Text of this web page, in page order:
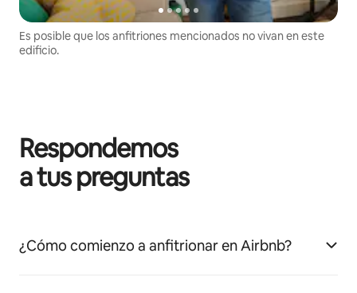
Es posible que los anfitriones mencionados no vivan en este
edificio.
Respondemos
a tus preguntas
¿Cómo comienzo a anfitrionar en Airbnb?